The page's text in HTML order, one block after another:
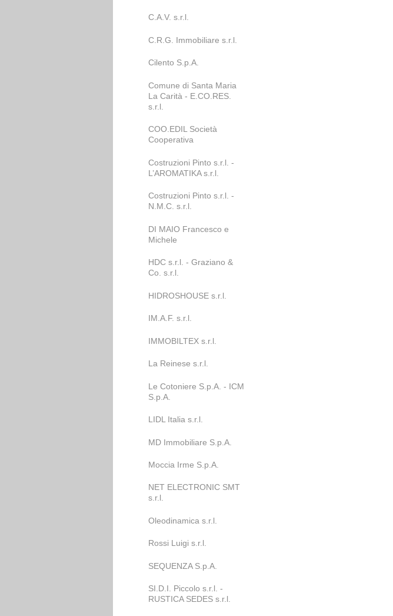
C.A.V. s.r.l.
C.R.G. Immobiliare s.r.l.
Cilento S.p.A.
Comune di Santa Maria
La Carità - E.CO.RES.
s.r.l.
COO.EDIL Società
Cooperativa
Costruzioni Pinto s.r.l. -
L’AROMATIKA s.r.l.
Costruzioni Pinto s.r.l. -
N.M.C. s.r.l.
DI MAIO Francesco e
Michele
HDC s.r.l. - Graziano &
Co. s.r.l.
HIDROSHOUSE s.r.l.
IM.A.F. s.r.l.
IMMOBILTEX s.r.l.
La Reinese s.r.l.
Le Cotoniere S.p.A. - ICM
S.p.A.
LIDL Italia s.r.l.
MD Immobiliare S.p.A.
Moccia Irme S.p.A.
NET ELECTRONIC SMT
s.r.l.
Oleodinamica s.r.l.
Rossi Luigi s.r.l.
SEQUENZA S.p.A.
SI.D.I. Piccolo s.r.l. -
RUSTICA SEDES s.r.l.